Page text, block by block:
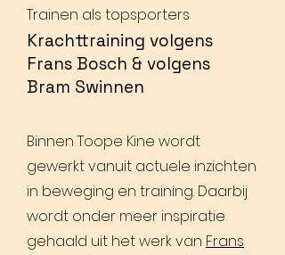
Trainen als topsporters
Krachttraining volgens
Frans Bosch & volgens
Bram Swinnen
Binnen Toope Kine wordt
gewerkt vanuit actuele inzichten
in beweging en training. Daarbij
wordt onder meer inspiratie
gehaald uit het werk van Frans